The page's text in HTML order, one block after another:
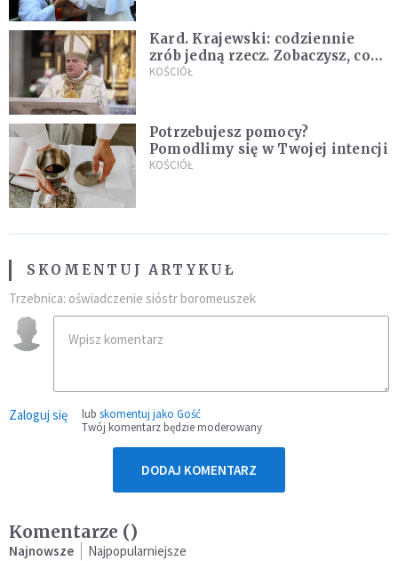
Kard. Krajewski: codziennie
zrób jedną rzecz. Zobaczysz, co
stanie się z twoim życiem
KOŚCIÓŁ
Potrzebujesz pomocy?
Pomodlimy się w Twojej intencji
KOŚCIÓŁ
SKOMENTUJ ARTYKUŁ
Trzebnica: oświadczenie sióstr boromeuszek
Zaloguj się lub skomentuj jako Gość
Twój komentarz będzie moderowany
DODAJ KOMENTARZ
Komentarze ()
Najnowsze Najpopularniejsze